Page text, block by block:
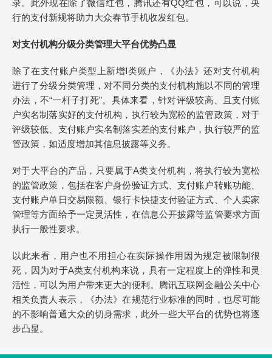
录。此外现在除了微信红包，腾讯还有QQ红包，可以说，央
行的支付新规将助力大众春节手机收发红包。
对支付机构分级分类管理大平台优势凸显
除了在支付账户类型上新增Ⅰ类账户，《办法》还对支付机构
进行了分级分类管理，对不同分类的支付机构施以不同的管理
办法，不“一杆子打死”。具体来看，针对评级较高、且支付账
户实名制落实好的支付机构，执行较为宽松的监管政策，对于
评级较低、支付账户实名制落实差的支付账户，执行较严的监
管政策，如适度增加其信息披露等义务。
对于大平台的产品，只要属于A类支付机构，将执行较为宽松
的监管政策，包括在客户身份验证方式、支付账户转账功能、
支付账户单日交易限额、银行卡快捷支付验证方式、个人卖家
管理等方面给予一定灵活性，在信息公开披露等监管要求方面
执行一般性要求。
以此来看，用户也不用担心在实际操作用因为规定被限制很
死，因为对于A类支付机构来说，具有一定程度上的弹性和灵
活性，可以为用户带来更大的便利。腾讯互联网金融公关中心
相关负责人表示，《办法》在规范行业标准的同时，也尽可能
的不影响普通大众的切身需求，此外一些大平台的优势也将逐
步凸显。